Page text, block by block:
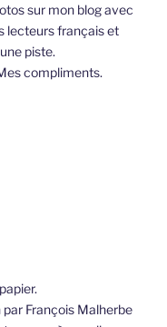
sur mon blog avec
lecteurs français et
piste.
compliments.
François Malherbe